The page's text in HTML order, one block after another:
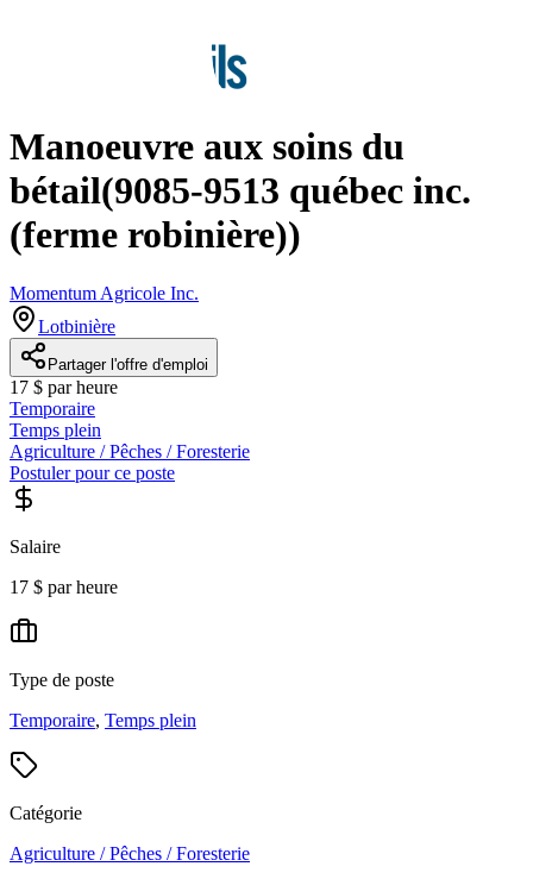
Manoeuvre aux soins du
bétail(9085-9513 québec inc.
(ferme robinière))
Momentum Agricole Inc.
Lotbinière
Partager l'offre d'emploi
17 $ par heure
Temporaire
Temps plein
Agriculture / Pêches / Foresterie
Postuler pour ce poste
Salaire
17 $ par heure
Type de poste
Temporaire, Temps plein
Catégorie
Agriculture / Pêches / Foresterie